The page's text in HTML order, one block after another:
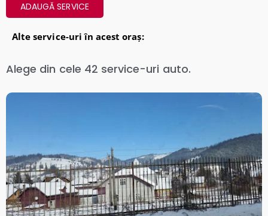
ADAUGĂ SERVICE
Alte service-uri în acest oraș:
Alege din cele 42 service-uri auto.